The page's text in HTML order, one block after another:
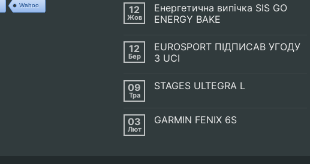
Wahoo 12
Жов
Енергетична випічка SIS GO
ENERGY BAKE
до
Енергетична
випічка
ENERGY
12
Бер
EUROSPORT ПІДПИСАВ УГОДУ
З UCI
до
З
UCI
09
Тра
STAGES ULTEGRA L
STAGES
03
Лют
GARMIN FENIX 6S